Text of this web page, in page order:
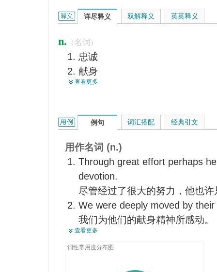
devotion的英文翻译是什么意思，词典释义与在线
详尽释义
n. (名词)
忠诚
献身
奉献
祈祷
挚爱
热心
宗教敬礼
热爱
虔诚
关爱
关照
信仰
信心
查看更多
双解释义 英英释义
devotion的用法和样例：
例句
用作名词 (n.)
Through great effort perhaps
devotion.
尽管经过了很大的努力，他也
We were deeply moved by
我们为他们的献身精神所感动。
His devotion to science is well
他对科学的献身精神为人熟知。
查看更多
词性常用度分布图
词汇搭配 经典引文